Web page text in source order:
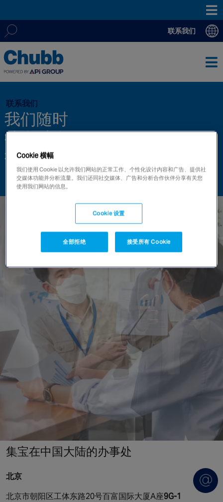
Search
for:
联系我们
通过由 12,000 名高度专业的员工、
控中心组成的全球网络，并在专家团队的支持下，我们全天候为
客户提供定制化的本地服务。
亚太区
澳洲
中国
香港特别行政区
印度
澳门特别行政区
新西兰
奥地利
西班牙
荷兰
英国
瑞士
联系我们
我们随时
待命,为您
提供帮助！
进一步探索
集宝在中国大陆的办事处
北京
北京市朝阳区工体东路20号百富国际大厦A座9G-1
Cookie 横幅
我们使用 Cookie 以允许我们网站的正常工作、个性化设计内容和广告、提供社
交媒体功能并分析流量。我们还同社交媒体、广告和分析合作伙伴分享有关您
使用我们网站的信息。
Cookie 设置
全部拒绝 接受所有 Cookie